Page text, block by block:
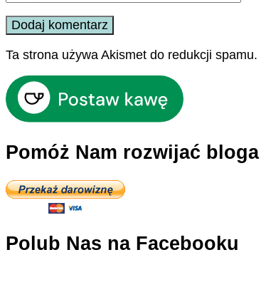
Ta strona używa Akismet do redukcji spamu.
Pomóż Nam rozwijać bloga
Polub Nas na Facebooku